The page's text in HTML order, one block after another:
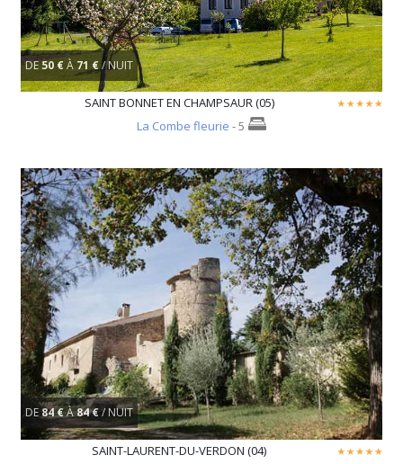
DE50 €À 71 €/ NUIT
SAINT BONNET EN CHAMPSAUR (05)
La Combe fleurie - 5
DE84 €À84 €/ NUIT
SAINT-LAURENT-DU-VERDON (04)